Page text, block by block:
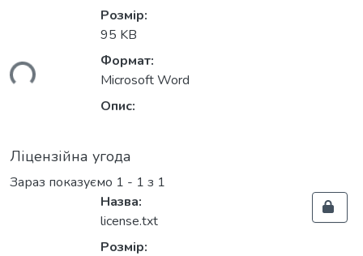
Розмір:
95 KB
Формат:
Microsoft Word
Опис:
Ліцензійна угода
Зараз показуємо 1 - 1 з 1
Назва:
license.txt
Розмір: